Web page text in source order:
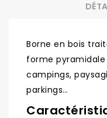
Borne en bois
forme
campings,
parkings…